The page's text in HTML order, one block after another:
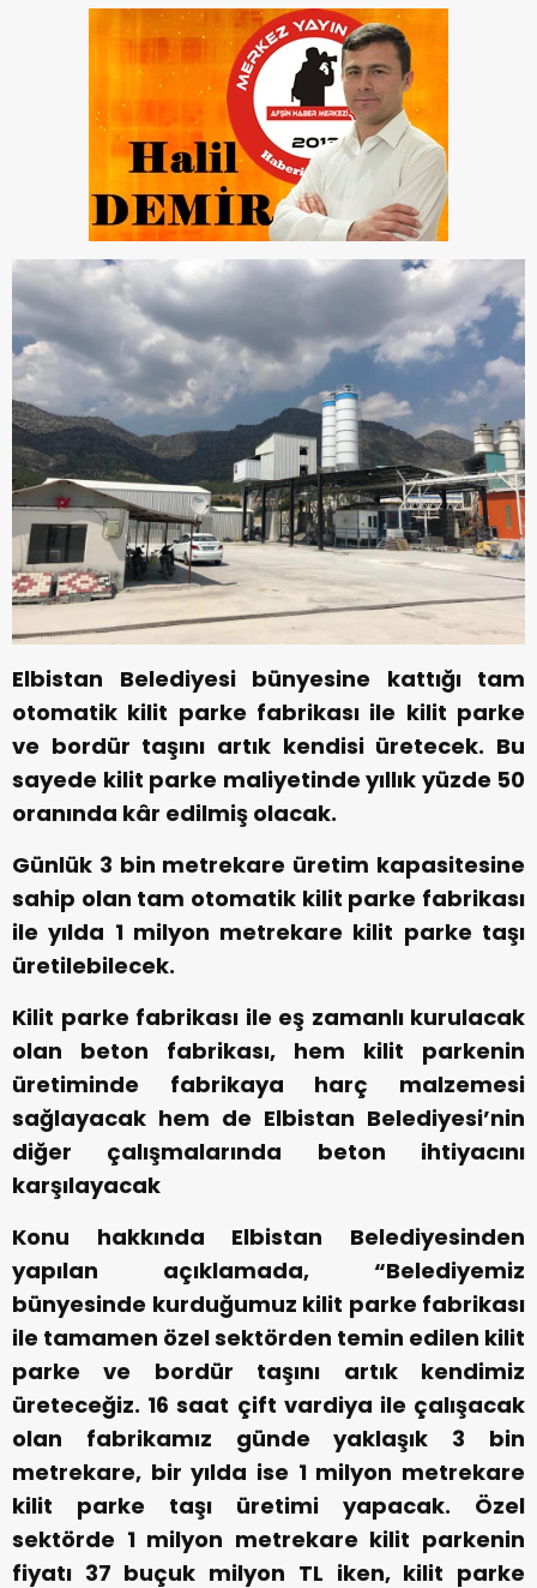
Elbistan Belediyesi bünyesine kattığı tam
otomatik kilit parke fabrikası ile kilit parke
ve bordür taşını artık kendisi üretecek. Bu
sayede kilit parke maliyetinde yıllık yüzde 50
oranında kâr edilmiş olacak.
Günlük 3 bin metrekare üretim kapasitesine
sahip olan tam otomatik kilit parke fabrikası
ile yılda 1 milyon metrekare kilit parke taşı
üretilebilecek.
Kilit parke fabrikası ile eş zamanlı kurulacak
olan beton fabrikası, hem kilit parkenin
üretiminde fabrikaya harç malzemesi
sağlayacak hem de Elbistan Belediyesi’nin
diğer çalışmalarında beton ihtiyacını
karşılayacak
Konu hakkında Elbistan Belediyesinden
yapılan açıklamada, “Belediyemiz
bünyesinde kurduğumuz kilit parke fabrikası
ile tamamen özel sektörden temin edilen kilit
parke ve bordür taşını artık kendimiz
üreteceğiz. 16 saat çift vardiya ile çalışacak
olan fabrikamız günde yaklaşık 3 bin
metrekare, bir yılda ise 1 milyon metrekare
kilit parke taşı üretimi yapacak. Özel
sektörde 1 milyon metrekare kilit parkenin
fiyatı 37 buçuk milyon TL iken, kilit parke